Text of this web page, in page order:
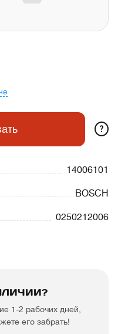
?
14006101
BOSCH
0250212006
1-2 рабочих дней,
его забрать!